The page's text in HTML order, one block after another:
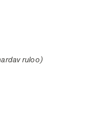
ruloo)